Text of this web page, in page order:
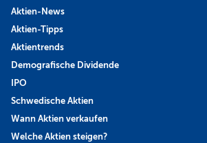
Aktien-News
Aktien-Tipps
Aktientrends
Demografische Dividende
IPO
Schwedische Aktien
Wann Aktien verkaufen
Welche Aktien steigen?